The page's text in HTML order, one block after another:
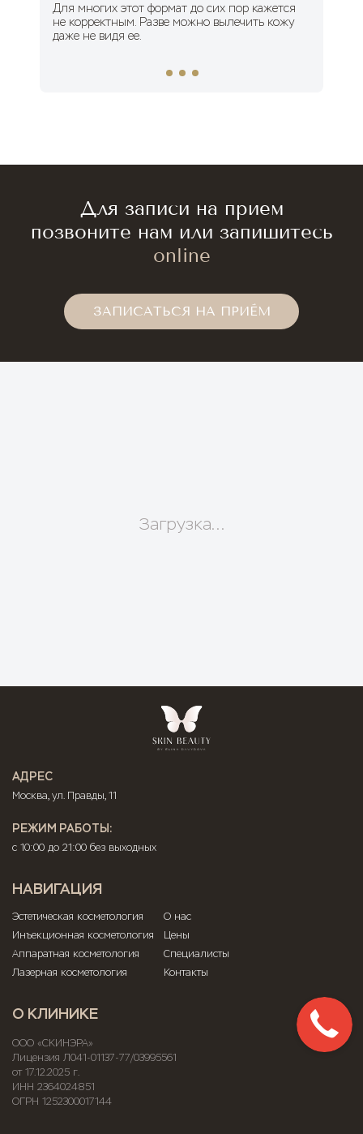
Для многих этот формат до сих пор кажется
не корректным. Разве можно вылечить кожу
даже не видя ее.
Для записи на прием
позвоните нам или запишитесь
online
ЗАПИСАТЬСЯ НА ПРИЁМ
АДРЕС
Москва, ул. Правды, 11
РЕЖИМ РАБОТЫ:
с 10:00 до 21:00 без выходных
НАВИГАЦИЯ
Эстетическая косметология
Инъекционная косметология
Аппаратная косметология
Лазерная косметология
О нас
Цены
Специалисты
Контакты
О КЛИНИКЕ
ООО «СКИНЭРА»
Лицензия Л041-01137-77/03995561
от 17.12.2025 г.
ИНН 2364024851
ОГРН 1252300017144